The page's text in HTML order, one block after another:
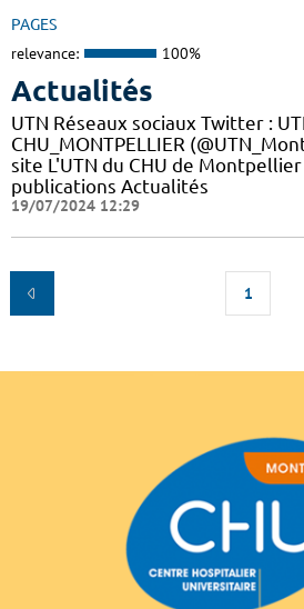
PAGES
relevance: 100%
Actualités
UTN Réseaux sociaux Twitter :
CHU_MONTPELLIER
site L'UTN du CHU de
publications Actualités
19/07/2024 12:29
1